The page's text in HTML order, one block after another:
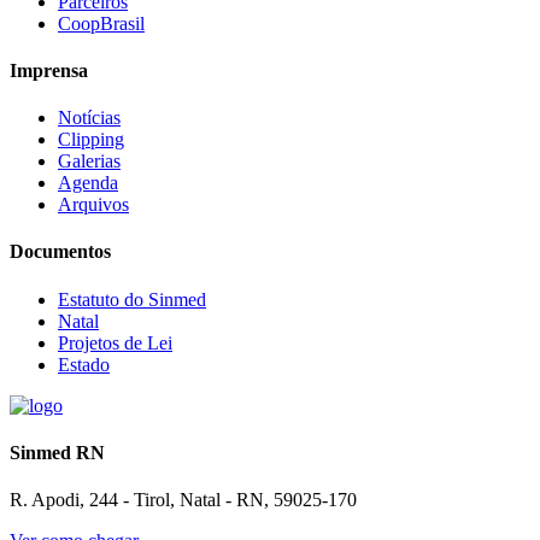
CoopBrasil
Imprensa
Notícias
Clipping
Galerias
Agenda
Arquivos
Documentos
Estatuto do Sinmed
Natal
Projetos de Lei
Estado
Sinmed RN
R. Apodi, 244 - Tirol, Natal - RN, 59025-170